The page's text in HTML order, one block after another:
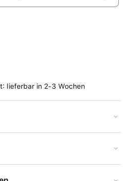
lieferbar in 2-3 Wochen